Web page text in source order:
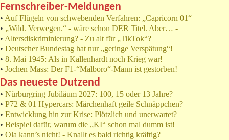
Fernschreiber-Meldungen
• Auf Flügeln von schwebenden Verfahren: „Capricorn 01“
• „Wild. Verwegen.“ - wäre schon DER Titel. Aber… -
• Altersdiskriminierung? - Zu alt für „TikTok“?
• Deutscher Bundestag hat nur „geringe Verspätung“!
• 8. Mai 1945: Als in Kallenhardt noch Krieg war!
• Jochen Mass: Der F1-“Malboro“-Mann ist gestorben!
Das neueste Dutzend
• Nürburgring Jubiläum 2027: 100, 15 oder 13 Jahre?
• P72 & 01 Hypercars: Märchenhaft geile Schnäppchen?
• Entwicklung hin zur Krise: Plötzlich und unerwartet?
• Beispiel dafür, warum die „KI“ schon mal dumm ist!
• Ola kann’s nicht! - Knallt es bald richtig kräftig?